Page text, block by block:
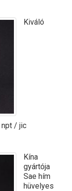
Kiváló
/ jic
Kína
gyártója
Sae hím
hüvelyes